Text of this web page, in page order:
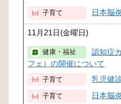
日本脳
11月21日(金曜日)
認知症
フェ）の開催について
乳児健
日本脳